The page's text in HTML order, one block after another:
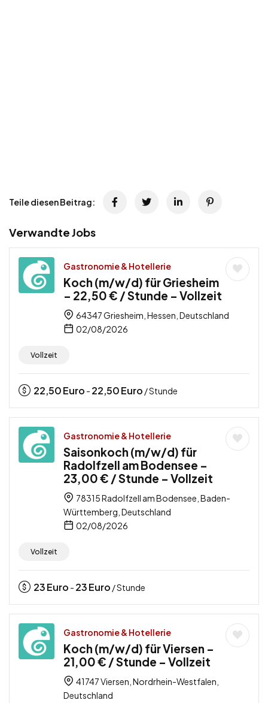
Teile diesen Beitrag:
Verwandte Jobs
Gastronomie & Hotellerie
Koch (m/w/d) für Griesheim
– 22,50 € / Stunde – Vollzeit
64347 Griesheim, Hessen, Deutschland
02/08/2026
Vollzeit
22,50Euro - 22,50Euro / Stunde
Gastronomie & Hotellerie
Saisonkoch (m/w/d) für
Radolfzell am Bodensee –
23,00 € / Stunde – Vollzeit
78315 Radolfzell am Bodensee, Baden-
Württemberg, Deutschland
02/08/2026
Vollzeit
23Euro - 23Euro / Stunde
Gastronomie & Hotellerie
Koch (m/w/d) für Viersen –
21,00 € / Stunde – Vollzeit
41747 Viersen, Nordrhein-Westfalen,
Deutschland